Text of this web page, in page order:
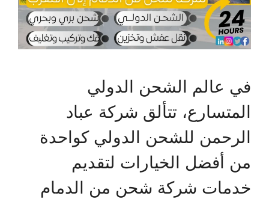
في عالم الشحن الدولي
المتسارع، تتألق شركة عباد
الرحمن للشحن الدولي كواحدة
من أفضل الخيارات لتقديم
خدمات شركة شحن من الدمام